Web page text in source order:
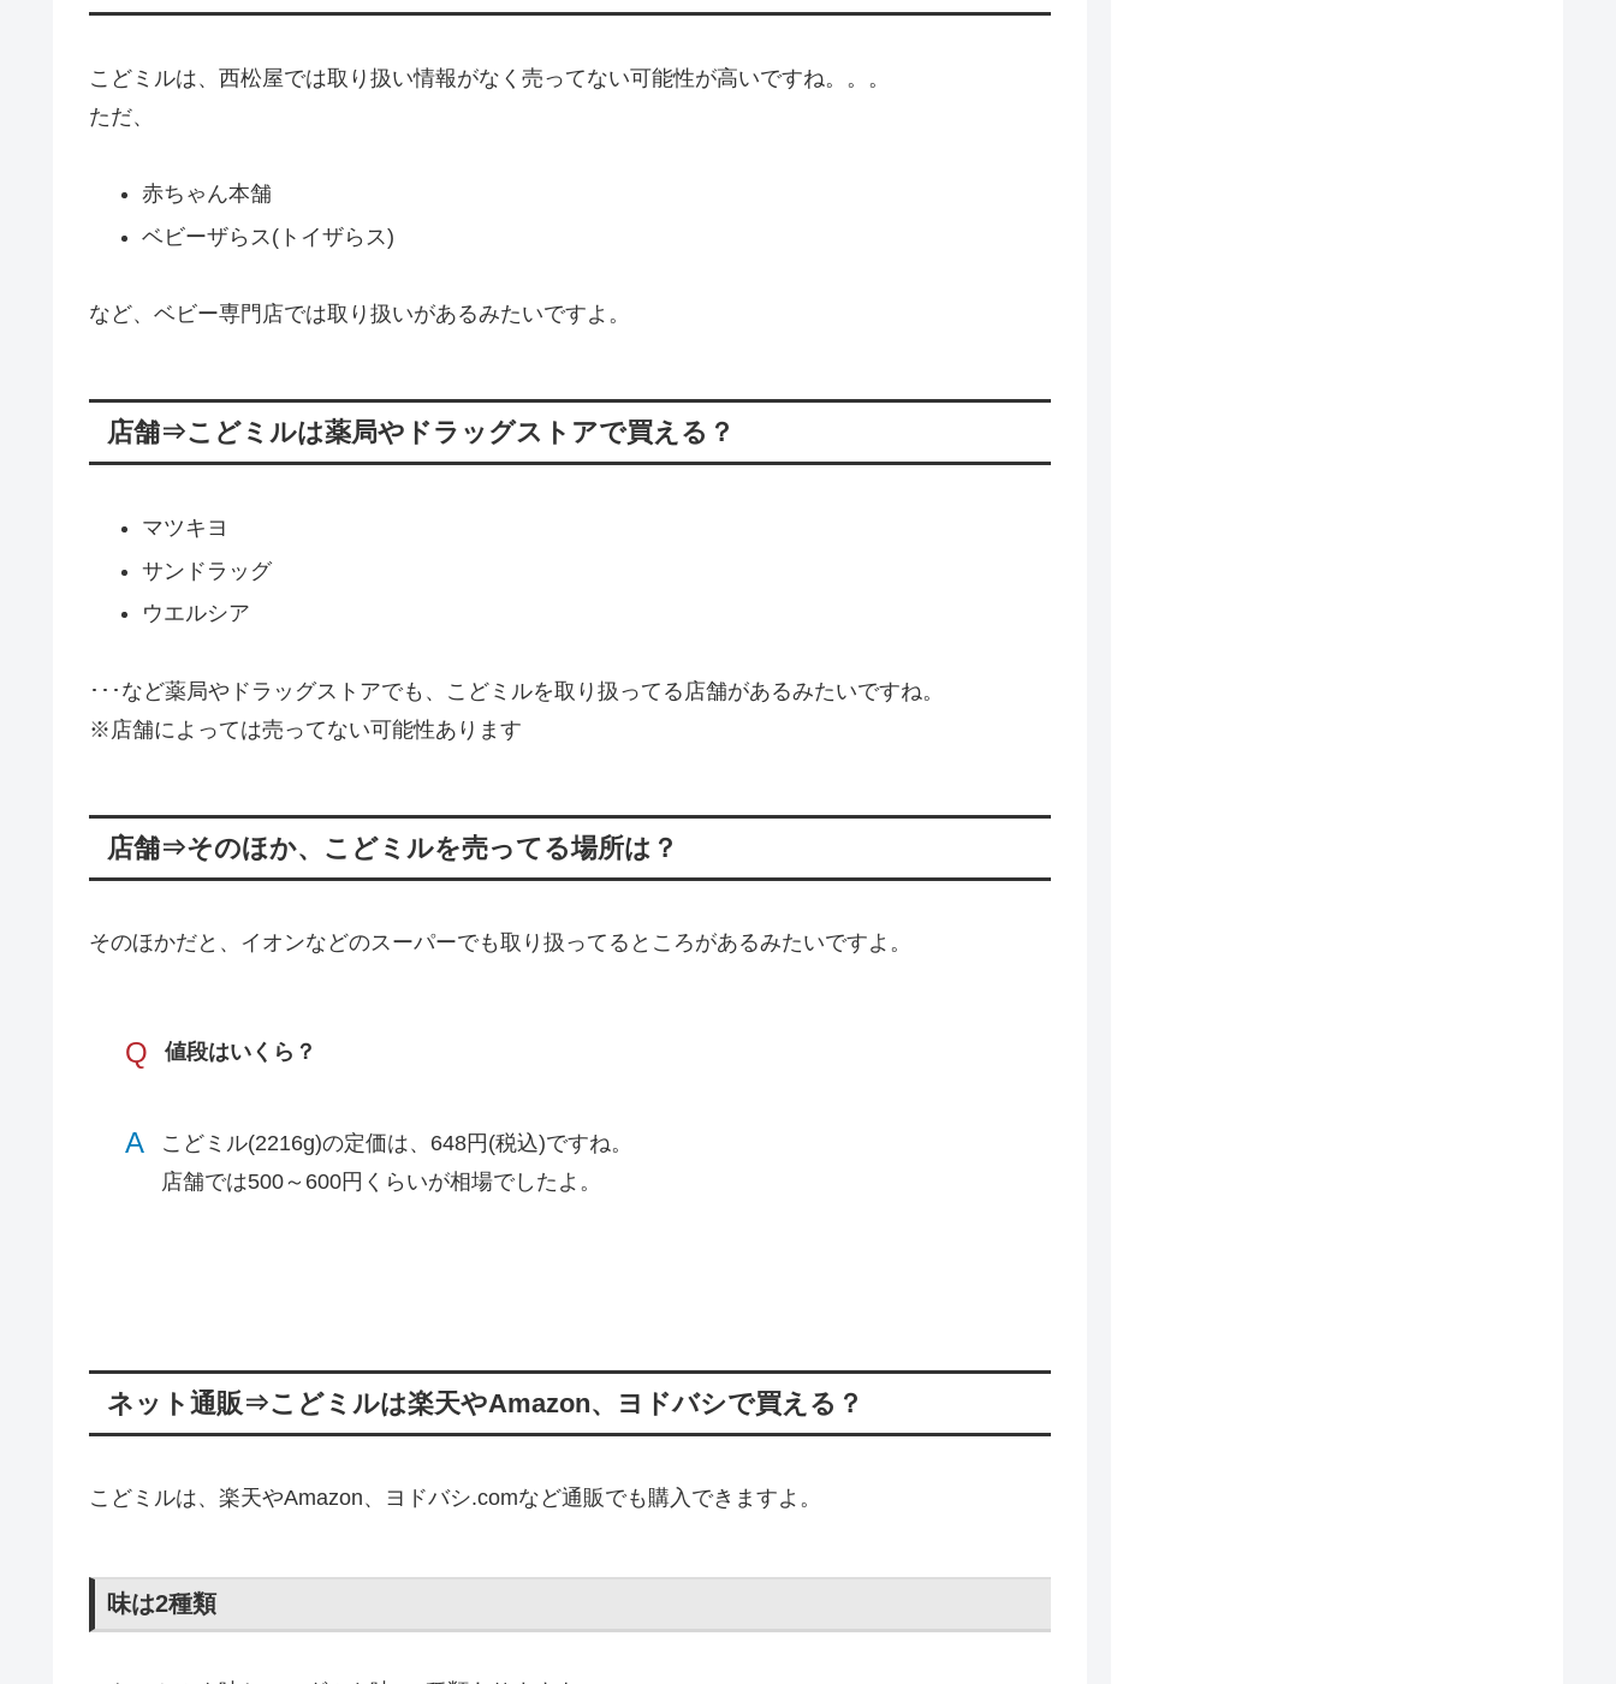
こどミルは、西松屋では取り扱い情報がなく売ってない可能性が高いですね。。。
ただ、
赤ちゃん本舗
ベビーザらス(トイザらス)
など、ベビー専門店では取り扱いがあるみたいですよ。
店舗⇒こどミルは薬局やドラッグストアで買える？
マツキヨ
サンドラッグ
ウエルシア
･･･など薬局やドラッグストアでも、こどミルを取り扱ってる店舗があるみたいですね。
※店舗によっては売ってない可能性あります
店舗⇒そのほか、こどミルを売ってる場所は？
そのほかだと、イオンなどのスーパーでも取り扱ってるところがあるみたいですよ。
Q 値段はいくら？
A
こどミル(2216g)の定価は、648円(税込)ですね。
店舗では500～600円くらいが相場でしたよ。
ネット通販⇒こどミルは楽天やAmazon、ヨドバシで買える？
こどミルは、楽天やAmazon、ヨドバシ.comなど通販でも購入できますよ。
味は2種類